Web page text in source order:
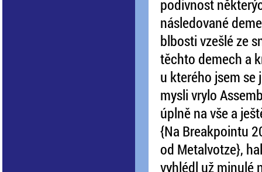
podivnost
následované
blbosti vzešlé ze
těchto demech a
u kterého jsem se
mysli vrylo
úplně na vše a
{Na Breakpointu
od Metalvotze},
vyhlédl už minulé